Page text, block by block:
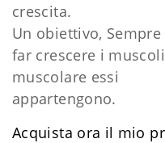
crescita.
Un obiettivo,
far crescere i
muscolare essi
appartengono.
Acquista ora il mio